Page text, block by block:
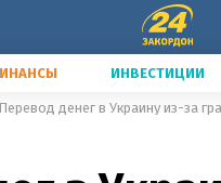
ИНВЕСТИЦИИ
Перевод денег в Украину из-за